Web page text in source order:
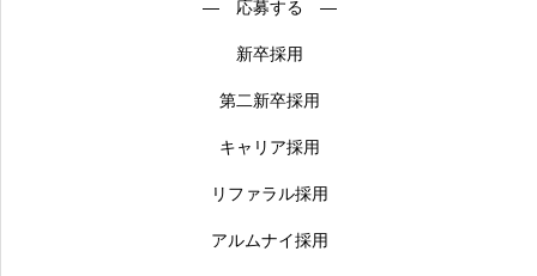
― 応募する ―
新卒採用
第二新卒採用
キャリア採用
リファラル採用
アルムナイ採用